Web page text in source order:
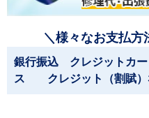
＼様々なお支払方
銀行振込 クレジットカ
ス クレジット（割賦）